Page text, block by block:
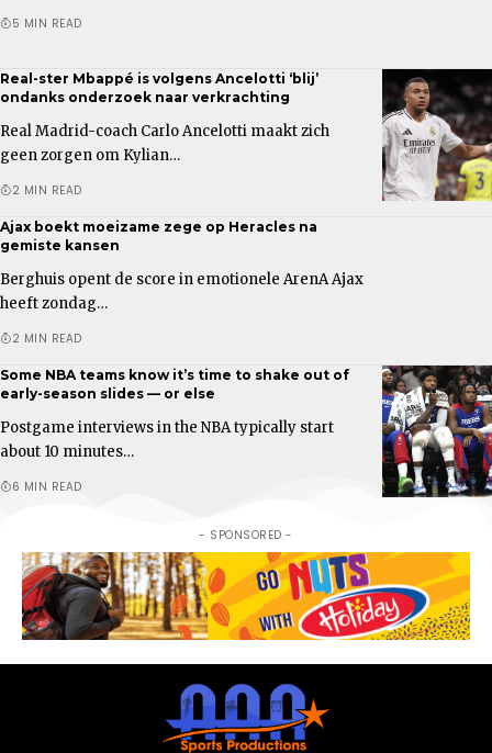
5 MIN READ
Real-ster Mbappé is volgens Ancelotti ‘blij’
ondanks onderzoek naar verkrachting
Real Madrid-coach Carlo Ancelotti maakt zich
geen zorgen om Kylian…
2 MIN READ
Ajax boekt moeizame zege op Heracles na
gemiste kansen
Berghuis opent de score in emotionele ArenA Ajax
heeft zondag…
2 MIN READ
Some NBA teams know it’s time to shake out of
early-season slides — or else
Postgame interviews in the NBA typically start
about 10 minutes…
6 MIN READ
- SPONSORED -